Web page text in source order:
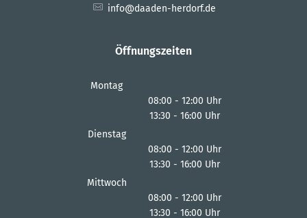
info@daaden-herdorf.de
Öffnungszeiten
Montag
08:00 - 12:00 Uhr
Von 08:00 bis 12:00 Uhr
13:30 - 16:00 Uhr
Dienstag
08:00 - 12:00 Uhr
Von 08:00 bis 12:00 Uhr
13:30 - 16:00 Uhr
Mittwoch
08:00 - 12:00 Uhr
Von 08:00 bis 12:00 Uhr
13:30 - 16:00 Uhr